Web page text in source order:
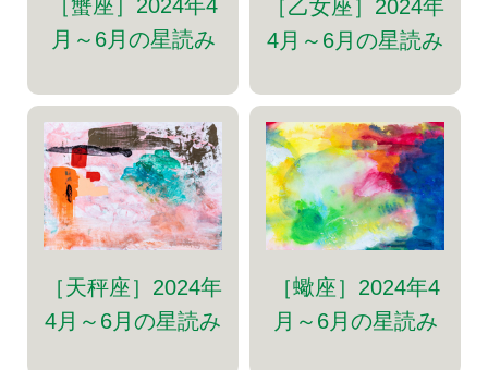
［蟹座］2024年4
月～6月の星読み
［乙女座］2024年
4月～6月の星読み
［天秤座］2024年
4月～6月の星読み
［蠍座］2024年4
月～6月の星読み